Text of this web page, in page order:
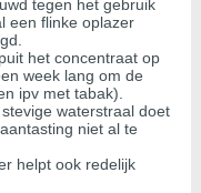
tegen het gebruik
een flinke oplazer
het concentraat op
week lang om de
ipv met tabak).
waterstraal doet
niet al te
helpt ook redelijk